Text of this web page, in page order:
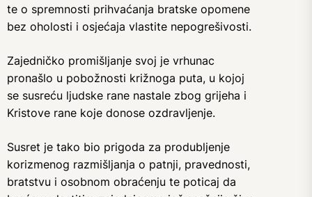
te o spremnosti prihvaćanja bratske opomene
bez oholosti i osjećaja vlastite nepogrešivosti.
Zajedničko promišljanje svoj je vrhunac
pronašlo u pobožnosti križnoga puta, u kojoj
se susreću ljudske rane nastale zbog grijeha i
Kristove rane koje donose ozdravljenje.
Susret je tako bio prigoda za produbljenje
korizmenog razmišljanja o patnji, pravednosti,
bratstvu i osobnom obraćenju te poticaj da